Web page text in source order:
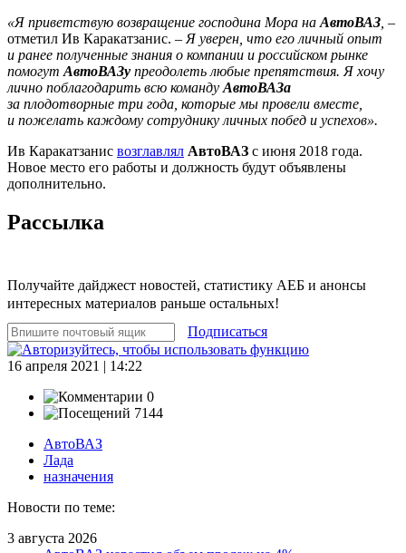
«Я приветствую возвращение господина Мора на АвтоВАЗ –
отметил Ив Каракатзанис. – Я уверен, что его личный опыт
и ранее полученные знания о компании и российском рынке
помогут АвтоВАЗу преодолеть любые препятствия. Я хочу
лично поблагодарить всю команду АвтоВАЗа
за плодотворные три года, которые мы провели вместе,
и пожелать каждому сотруднику личных побед и успехов».
Ив Каракатзанис возглавлял АвтоВАЗ с июня 2018 года.
Новое место его работы и должность будут объявлены
дополнительно.
Рассылка
Получайте дайджест новостей, статистику АЕБ и анонсы
интересных материалов раньше остальных!
Подписаться
16 апреля 2021 | 14:22
0
7144
АвтоВАЗ
Лада
назначения
Новости по теме:
3 августа 2026